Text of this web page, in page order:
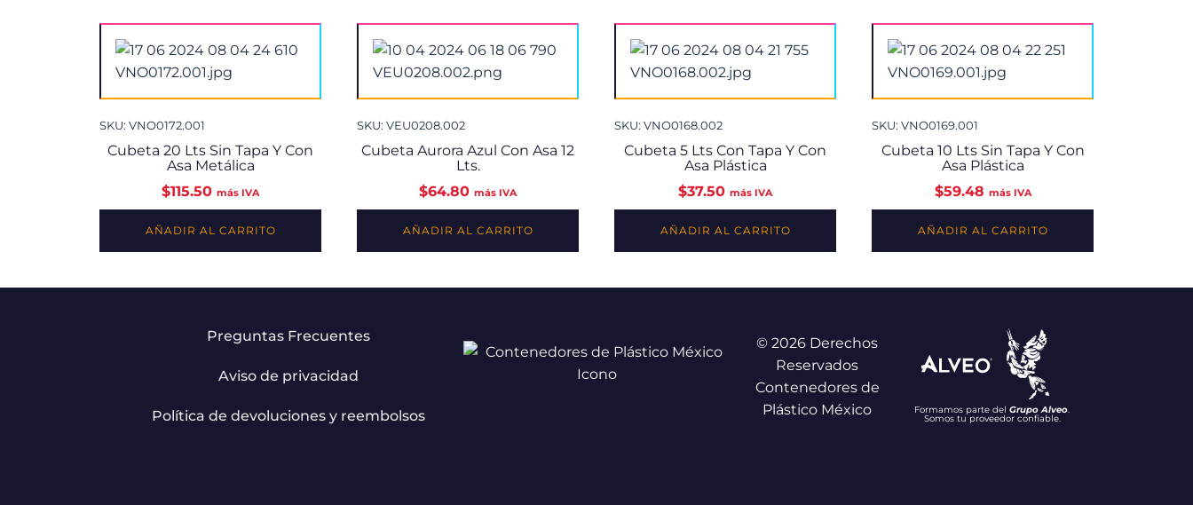
SKU: VNO0172.001
Cubeta 20 Lts Sin Tapa Y Con
Asa Metálica
$115.50 más IVA
AÑADIR AL CARRITO
SKU: VEU0208.002
Cubeta Aurora Azul Con Asa 12
Lts.
$64.80 más IVA
AÑADIR AL CARRITO
SKU: VNO0168.002
Cubeta 5 Lts Con Tapa Y Con
Asa Plástica
$37.50 más IVA
AÑADIR AL CARRITO
SKU: VNO0169.001
Cubeta 10 Lts Sin Tapa Y Con
Asa Plástica
$59.48 más IVA
AÑADIR AL CARRITO
Preguntas Frecuentes
Aviso de privacidad
Política de devoluciones y reembolsos
© 2026 Derechos
Reservados
Contenedores de
Plástico México
Formamos parte del Grupo Alveo.
Somos tu proveedor confiable.